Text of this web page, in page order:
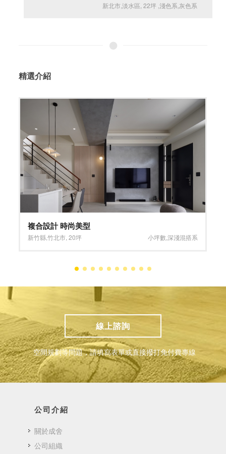
新北市,淡水區 22坪, 淺色系 灰色系
精選介紹
堅持淬鍊、大器落成
台北市,松山區 ,23坪 灰色系,褐色系
線上諮詢
空間規劃等問題，請填寫表單或直接撥打免付費專線
公司介紹
關於成舍
公司組織